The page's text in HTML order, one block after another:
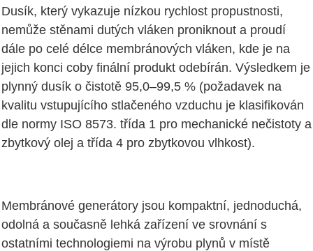
Dusík, který vykazuje nízkou rychlost propustnosti,
nemůže stěnami dutých vláken proniknout a proudí
dále po celé délce membránových vláken, kde je na
jejich konci coby finální produkt odebírán. Výsledkem je
plynný dusík o čistotě 95,0–99,5 % (požadavek na
kvalitu vstupujícího stlačeného vzduchu je klasifikován
dle normy ISO 8573. třída 1 pro mechanické nečistoty a
zbytkový olej a třída 4 pro zbytkovou vlhkost).
Membránové generátory jsou kompaktní, jednoduchá,
odolná a současně lehká zařízení ve srovnání s
ostatními technologiemi na výrobu plynů v místě